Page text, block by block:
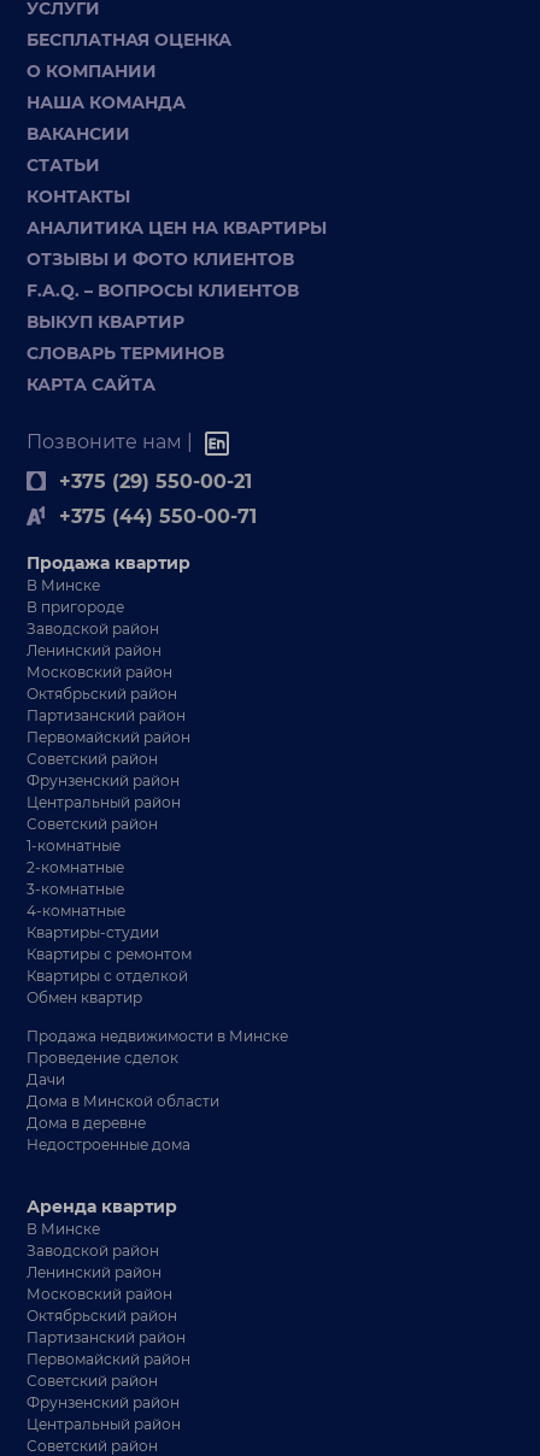
УСЛУГИ
БЕСПЛАТНАЯ ОЦЕНКА
О КОМПАНИИ
НАША КОМАНДА
ВАКАНСИИ
СТАТЬИ
КОНТАКТЫ
АНАЛИТИКА ЦЕН НА КВАРТИРЫ
ОТЗЫВЫ И ФОТО КЛИЕНТОВ
F.A.Q. – ВОПРОСЫ КЛИЕНТОВ
ВЫКУП КВАРТИР
СЛОВАРЬ ТЕРМИНОВ
КАРТА САЙТА
Позвоните нам |
+375 (29) 550-00-21
+375 (44) 550-00-71
Продажа квартир
В Минске
В пригороде
Заводской район
Ленинский район
Московский район
Октябрьский район
Партизанский район
Первомайский район
Советский район
Фрунзенский район
Центральный район
Советский район
1-комнатные
2-комнатные
3-комнатные
4-комнатные
Квартиры-студии
Квартиры с ремонтом
Квартиры с отделкой
Обмен квартир
Продажа недвижимости в Минске
Проведение сделок
Дачи
Дома в Минской области
Дома в деревне
Недостроенные дома
Аренда квартир
В Минске
Заводской район
Ленинский район
Московский район
Октябрьский район
Партизанский район
Первомайский район
Советский район
Фрунзенский район
Центральный район
Советский район